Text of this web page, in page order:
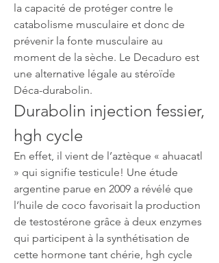
la capacité de protéger contre le
catabolisme musculaire et donc de
prévenir la fonte musculaire au
moment de la sèche. Le Decaduro est
une alternative légale au stéroïde
Déca-durabolin.
Durabolin injection fessier,
hgh cycle
En effet, il vient de l’aztèque « ahuacatl
» qui signifie testicule! Une étude
argentine parue en 2009 a révélé que
l’huile de coco favorisait la production
de testostérone grâce à deux enzymes
qui participent à la synthétisation de
cette hormone tant chérie, hgh cycle